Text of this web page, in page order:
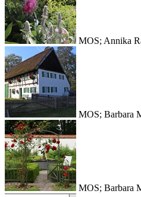
MOS; Annika
MOS; Barbara
MOS; Barbara